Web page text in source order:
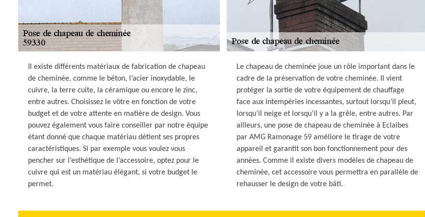
Il existe différents matériaux de fabrication de chapeau
de cheminée, comme le béton, l’acier inoxydable, le
cuivre, la terre cuite, la céramique ou encore le zinc,
entre autres. Choisissez le vôtre en fonction de votre
budget et de votre attente en matière de design. Vous
pouvez également vous faire conseiller par notre équipe
étant donné que chaque matériau détient ses propres
caractéristiques. Si par exemple vous voulez vous
pencher sur l’esthétique de l’accessoire, optez pour le
cuivre qui est un matériau élégant, si votre budget le
permet.
Le chapeau de cheminée joue un rôle important dans le
cadre de la préservation de votre cheminée. Il vient
protéger la sortie de votre équipement de chauffage
face aux intempéries incessantes, surtout lorsqu’il pleut,
lorsqu’il neige et lorsqu’il y a la grêle, entre autres. Par
ailleurs, une pose de chapeau de cheminée à Eclaibes
par AMG Ramonage 59 améliore le tirage de votre
appareil et garantit son bon fonctionnement pour des
années. Comme il existe divers modèles de chapeau de
cheminée, cet accessoire vous permettra en parallèle de
rehausser le design de votre bâti.